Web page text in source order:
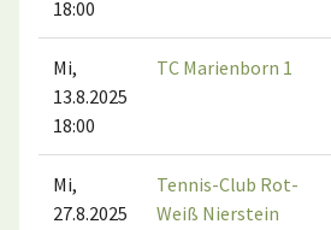
18:00
Mi,
13.8.2025
18:00
TC Marienborn 1
Mi,
27.8.2025
Tennis-Club Rot-
Weiß Nierstein